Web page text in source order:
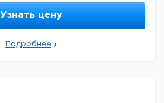
Узнать цену
Подробнее